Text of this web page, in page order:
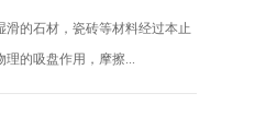
的石材，瓷砖等材料经过本止
理的吸盘作用，摩擦...